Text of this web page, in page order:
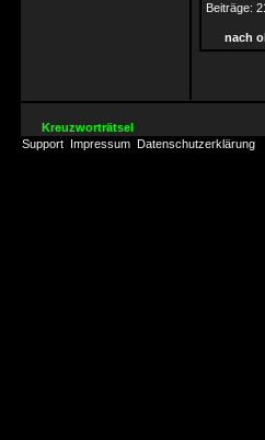
Beiträge:
nach
Kreuzworträtsel
Support Impressum Datenschutzerklärung